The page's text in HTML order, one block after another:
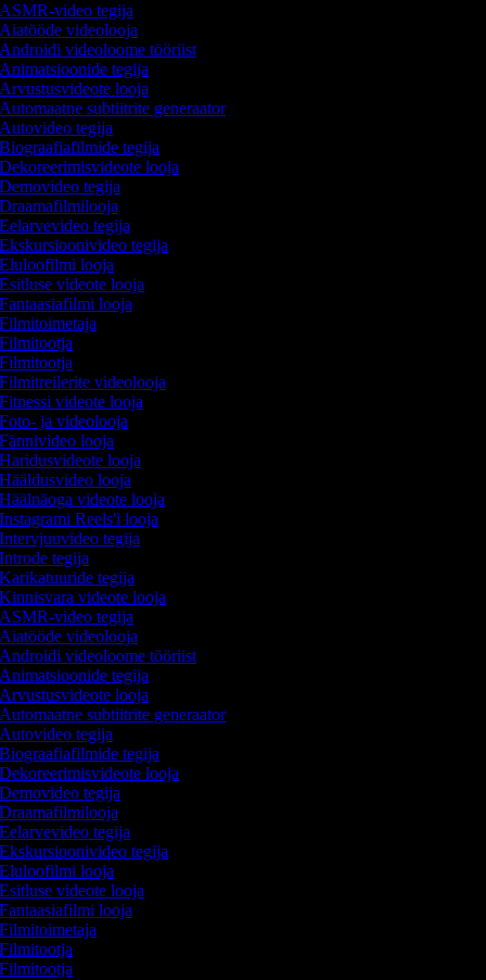
video tegija
videolooja
videoloome tööriist
tegija
looja
subtiitrite generaator
tegija
tegija
looja
tegija
tegija
tegija
looja
videote looja
looja
videolooja
videote looja
ja videolooja
looja
looja
looja
videote looja
Reels'i looja
tegija
tegija
tegija
videote looja
video tegija
videolooja
videoloome tööriist
tegija
looja
subtiitrite generaator
tegija
tegija
looja
tegija
tegija
tegija
looja
videote looja
looja